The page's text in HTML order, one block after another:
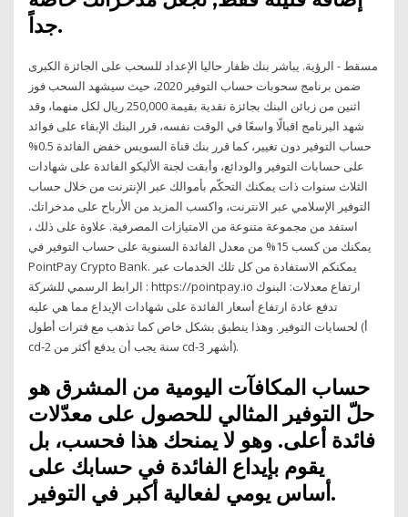
جداً.
مسقط - الرؤية. يباشر بنك ظفار حاليا الإعداد للسحب على الجائزة الكبرى
ضمن برنامج سحوبات حساب التوفير 2020، حيث سيشهد السحب فوز
اثنين من زبائن البنك بجائزة نقدية بقيمة 250,000 ريال لكل منهما، وقد
شهد البرنامج اقبالًا واسعًا في الوقت نفسه، قرر البنك الإبقاء على فوائد
حساب التوفير دون تغيير، كما قرر بنك قناة السويس خفض الفائدة 0.5%
على حسابات التوفير والودائع، وأبقت لجنة الأليكو الفائدة على شهادات
الثلاث سنوات ذات يمكنك التحكّم بأموالك عبر الإنترنت من خلال حساب
التوفير الإسلامي عبر الانترنت، واكسب المزيد من الأرباح على مدخراتك.
استفد من مجموعة متنوعة من الامتيازات المصرفية. علاوة على ذلك ،
يمكنك من كسب 15% من معدل الفائدة السنوية على حساب التوفير في
PointPay Crypto Bank. يمكنكم الاستفادة من كل تلك الخدمات عبر
الرابط الرسمي للشركة : https://pointpay.io ارتفاع معدلات: البنوك
تدفع عادة ارتفاع أسعار الفائدة على شهادات الإيداع مما هي عليه
لحسابات التوفير. وهذا ينطبق بشكل خاص كما تذهب مع فترات أطول (أ
cd-2 سنة يجب أن يدفع أكثر من cd-3 أشهر).
حساب المكافآت اليومية من المشرق هو
حلّ التوفير المثالي للحصول على معدّلات
فائدة أعلى. وهو لا يمنحك هذا فحسب، بل
يقوم بإيداع الفائدة في حسابك على
أساس يومي لفعالية أكبر في التوفير.